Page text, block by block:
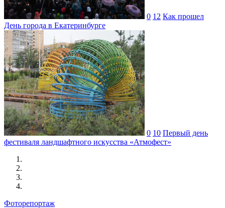
0 12 Как прошел
День города в Екатеринбурге
0 10 Первый день
фестиваля ландшафтного искусства «Атмофест»
Фоторепортаж